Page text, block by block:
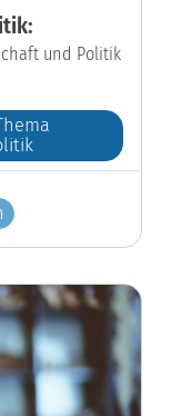
und Politik